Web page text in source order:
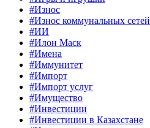
#Износ
#Износ коммунальных сетей
#ИИ
#Илон Маск
#Имена
#Иммунитет
#Импорт
#Импорт услуг
#Имущество
#Инвестиции
#Инвестиции в Казахстане